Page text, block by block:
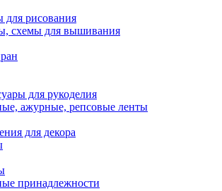
для рисования
схемы для вышивания
для рукоделия
ажурные, репсовые ленты
для декора
принадлежности